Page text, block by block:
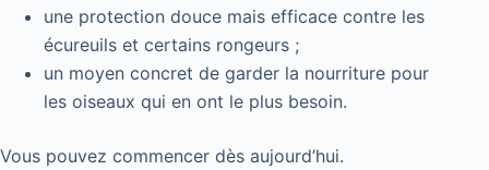
une protection douce mais efficace contre les
écureuils et certains rongeurs ;
un moyen concret de garder la nourriture pour
les oiseaux qui en ont le plus besoin.
Vous pouvez commencer dès aujourd’hui.